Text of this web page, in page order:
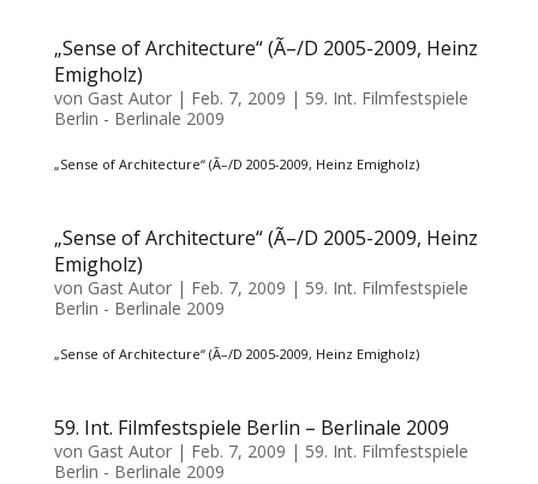
„Sense of Architecture“ (Ã–/D 2005-2009, Heinz
Emigholz)
von Gast Autor| Feb. 7, 2009 | 59. Int. Filmfestspiele
Berlin - Berlinale 2009
„Sense of Architecture“ (Ã–/D 2005-2009, Heinz Emigholz)
„Sense of Architecture“ (Ã–/D 2005-2009, Heinz
Emigholz)
von Gast Autor| Feb. 7, 2009 | 59. Int. Filmfestspiele
Berlin - Berlinale 2009
„Sense of Architecture“ (Ã–/D 2005-2009, Heinz Emigholz)
59. Int. Filmfestspiele Berlin – Berlinale 2009
von Gast Autor| Feb. 7, 2009 | 59. Int. Filmfestspiele
Berlin - Berlinale 2009